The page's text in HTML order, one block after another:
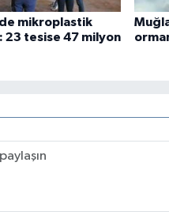
mikroplastik
23 tesise 47 milyon